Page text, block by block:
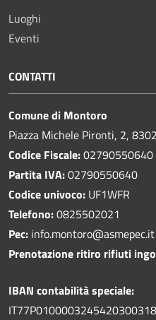
Luoghi
Eventi
CONTATTI
Comune di Montoro
Piazza Michele Pironti, 2,
Codice Fiscale:02790550640
Partita IVA:02790550640
Codice univoco: UF1WFR
Telefono:0825502021
Pec: info.montoro@asmepec.it
Prenotazione ritiro rifiuti
IBAN contabilità speciale: